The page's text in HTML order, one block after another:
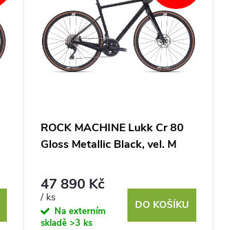
ROCK MACHINE Lukk Cr 80
Gloss Metallic Black, vel. M
47 890 Kč
/ ks
Na externím
skladě>3 ks
DO KOŠÍKU